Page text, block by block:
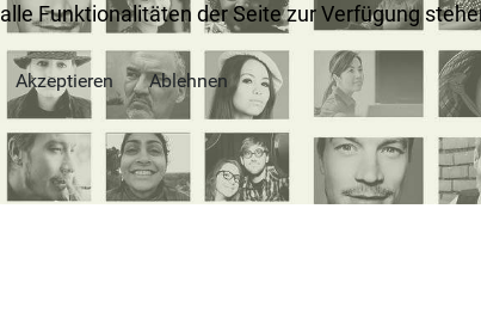
alle Funktionalitäten der Seite zur Verfügung
Akzeptieren
Ablehnen